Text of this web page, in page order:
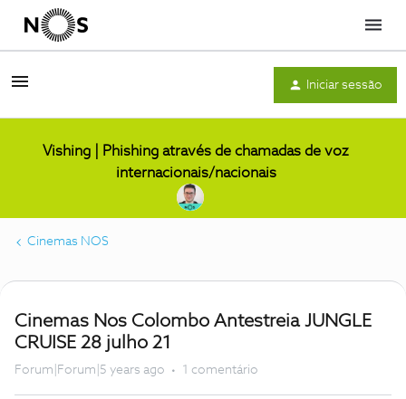
Menu
Iniciar sessão
Vishing | Phishing através de chamadas de voz
internacionais/nacionais
Cinemas NOS
Cinemas Nos Colombo Antestreia JUNGLE
CRUISE 28 julho 21
Forum|Forum|5 years ago 1 comentário